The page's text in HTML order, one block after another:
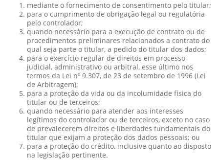
mediante o fornecimento de consentimento pelo titular;
para o cumprimento de obrigação legal ou regulatória
pelo controlador;
quando necessário para a execução de contrato ou de
procedimentos preliminares relacionados a contrato do
qual seja parte o titular, a pedido do titular dos dados;
para o exercício regular de direitos em processo
judicial, administrativo ou arbitral, esse último nos
termos da Lei nº 9.307, de 23 de setembro de 1996 (Lei
de Arbitragem);
para a proteção da vida ou da incolumidade física do
titular ou de terceiros;
quando necessário para atender aos interesses
legítimos do controlador ou de terceiros, exceto no caso
de prevalecerem direitos e liberdades fundamentais do
titular que exijam a proteção dos dados pessoais; ou
para a proteção do crédito, inclusive quanto ao disposto
na legislação pertinente.